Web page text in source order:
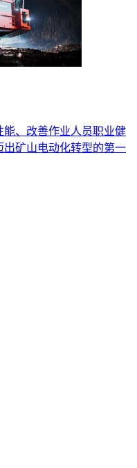
、改善作业人员职业健
矿山电动化转型的第一